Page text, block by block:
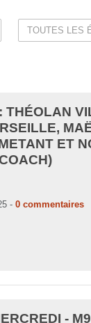
THÉOLAN
ET
- 0 commentaires
-